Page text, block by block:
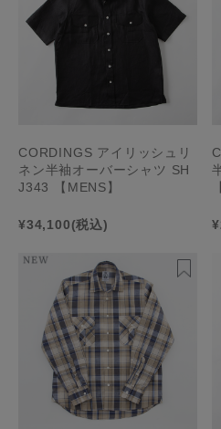
CORDINGS アイリッシュリ
ネン半袖オーバーシャツ SH
J343 【MENS】
¥34,100(税込)